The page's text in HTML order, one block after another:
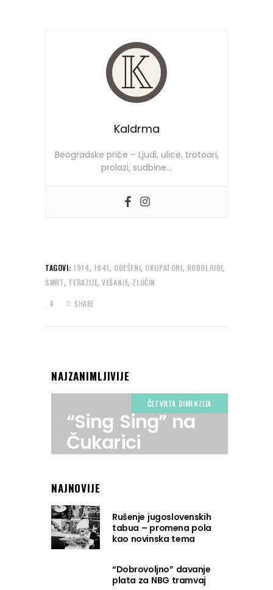
Kaldrma
Beogradske priče – Ljudi, ulice, trotoari,
prolazi, sudbine…
TAGOVI: 1914, 1941, OBEŠENI, OKUPATORI, RODOLJUBI,
SMRT, TERAZIJE,VEŠANJE, ZLOČIN
4 SHARE
NAJZANIMLJIVIJE
ČETVRTA DIMENZIJA
“Sing Sing” na
Čukarici
NAJNOVIJE
Rušenje jugoslovenskih
tabua – promena pola
kao novinska tema
“Dobrovoljno” davanje
plata za NBG tramvaj